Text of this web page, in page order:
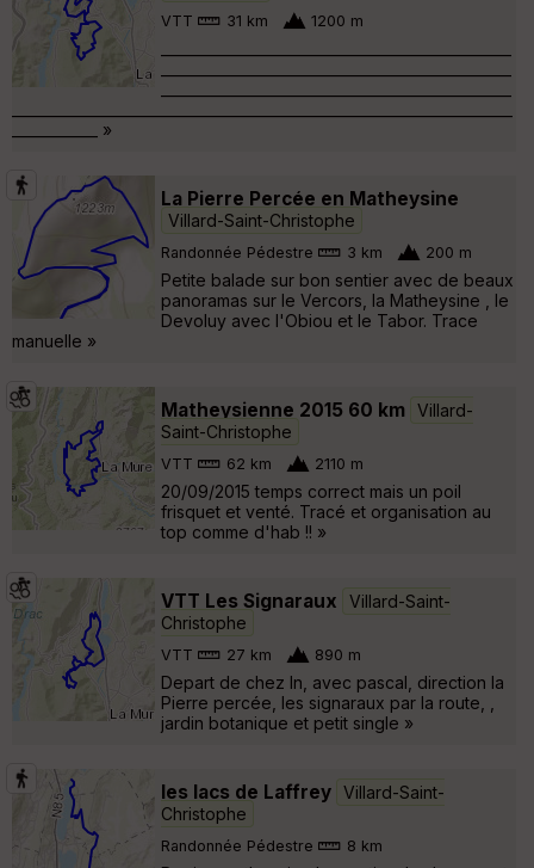
VTT 31 km 1200 m
____________ »
La Pierre Percée en Matheysine
Villard-Saint-Christophe
Randonnée Pédestre 3 km 200 m
Petite balade sur bon sentier avec de beaux
panoramas sur le Vercors, la Matheysine , le
Devoluy avec l'Obiou et le Tabor. Trace
manuelle »
Matheysienne 2015 60 km
Villard-
Saint-Christophe
VTT 62 km 2110 m
20/09/2015 temps correct mais un poil
frisquet et venté. Tracé et organisation au
top comme d'hab !! »
VTT Les Signaraux
Villard-Saint-
Christophe
VTT 27 km 890 m
Depart de chez ln, avec pascal, direction la
Pierre percée, les signaraux par la route, ,
jardin botanique et petit single »
les lacs de Laffrey Villard-Saint-
Christophe
Randonnée Pédestre 8 km